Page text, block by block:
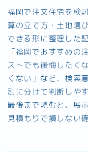
有料記事の決済完了
運営者情報
福岡で注文住宅を検
算の立て方・土地選
できる形に整理した
「福岡でおすすめの
ストでも後悔したく
くない」など、検索
別に分けて判断しや
最後まで読むと、展
見積もりで損しない